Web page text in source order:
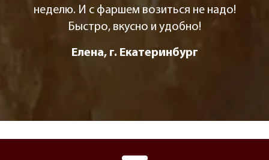
неделю. И с фаршем возиться не надо!
Быстро, вкусно и удобно!
Елена, г. Екатеринбург